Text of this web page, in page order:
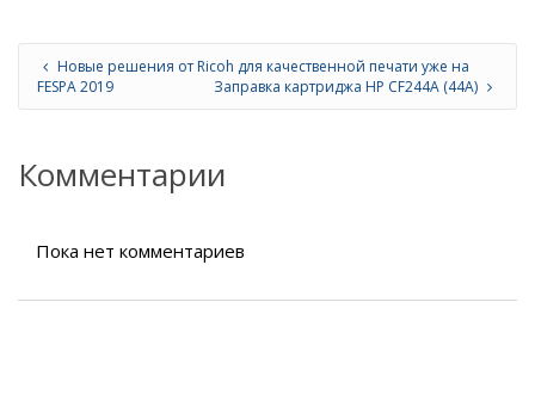
Новые решения от Ricoh для качественной печати уже на
FESPA 2019
Заправка картриджа HP CF244A (44A)
Комментарии
Пока нет комментариев